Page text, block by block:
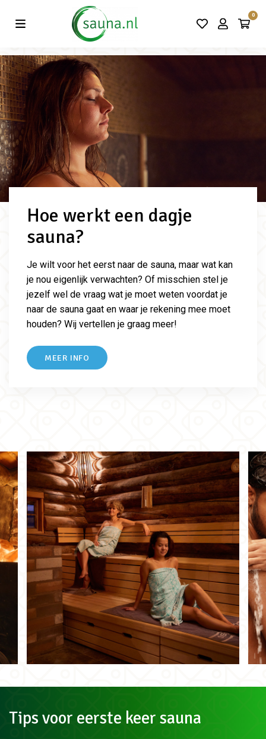
0
Vind de beste acties in één klik!
Hoe werkt een dagje
sauna?
Je wilt voor het eerst naar de sauna, maar wat kan
je nou eigenlijk verwachten? Of misschien stel je
jezelf wel de vraag wat je moet weten voordat je
naar de sauna gaat en waar je rekening mee moet
houden? Wij vertellen je graag meer!
MEER INFO
Tips voor eerste keer sauna